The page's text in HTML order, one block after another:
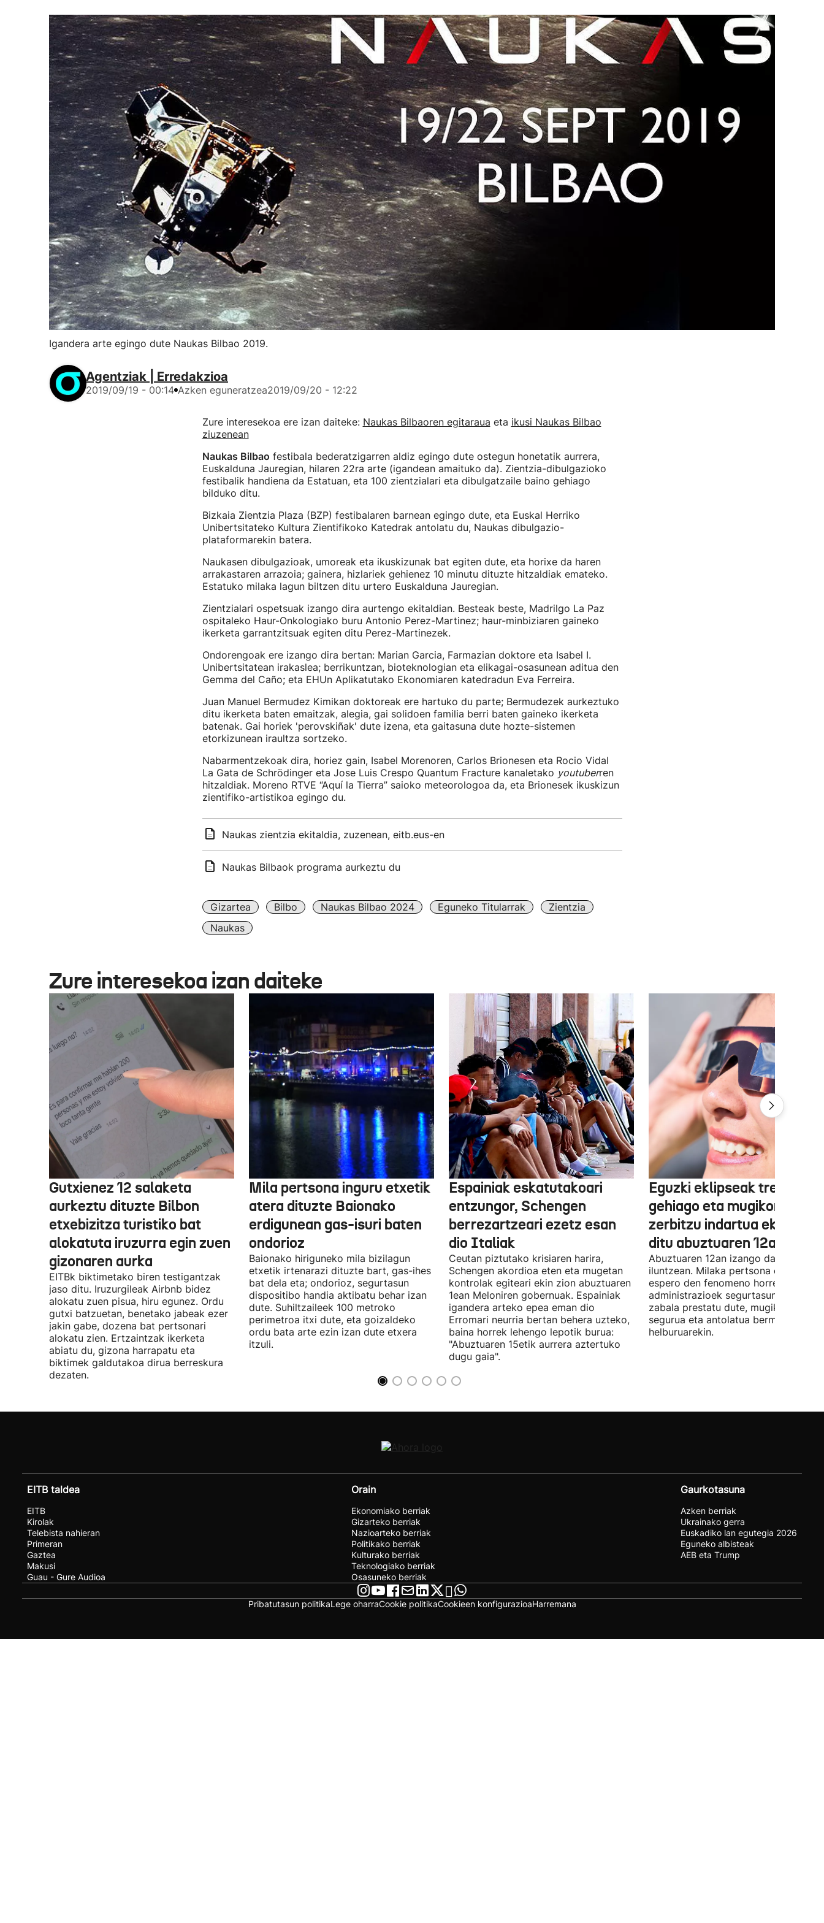
Igandera arte egingo dute Naukas Bilbao 2019.
Agentziak | Erredakzioa
2019/09/19 - 00:14 Azken eguneratzea2019/09/20 - 12:22
Zure interesekoa ere izan daiteke: Naukas Bilbaoren egitaraua eta ikusi Naukas Bilbao
ziuzenean
Naukas Bilbao festibala bederatzigarren aldiz egingo dute ostegun honetatik aurrera,
Euskalduna Jauregian, hilaren 22ra arte (igandean amaituko da). Zientzia-dibulgazioko
festibalik handiena da Estatuan, eta 100 zientzialari eta dibulgatzaile baino gehiago
bilduko ditu.
Bizkaia Zientzia Plaza (BZP) festibalaren barnean egingo dute, eta Euskal Herriko
Unibertsitateko Kultura Zientifikoko Katedrak antolatu du, Naukas dibulgazio-
plataformarekin batera.
Naukasen dibulgazioak, umoreak eta ikuskizunak bat egiten dute, eta horixe da haren
arrakastaren arrazoia; gainera, hizlariek gehienez 10 minutu dituzte hitzaldiak emateko.
Estatuko milaka lagun biltzen ditu urtero Euskalduna Jauregian.
Zientzialari ospetsuak izango dira aurtengo ekitaldian. Besteak beste, Madrilgo La Paz
ospitaleko Haur-Onkologiako buru Antonio Perez-Martinez; haur-minbiziaren gaineko
ikerketa garrantzitsuak egiten ditu Perez-Martinezek.
Ondorengoak ere izango dira bertan: Marian Garcia, Farmazian doktore eta Isabel I.
Unibertsitatean irakaslea; berrikuntzan, bioteknologian eta elikagai-osasunean aditua den
Gemma del Caño; eta EHUn Aplikatutako Ekonomiaren katedradun Eva Ferreira.
Juan Manuel Bermudez Kimikan doktoreak ere hartuko du parte; Bermudezek aurkeztuko
ditu ikerketa baten emaitzak, alegia, gai solidoen familia berri baten gaineko ikerketa
batenak. Gai horiek 'perovskiñak' dute izena, eta gaitasuna dute hozte-sistemen
etorkizunean iraultza sortzeko.
Nabarmentzekoak dira, horiez gain, Isabel Morenoren, Carlos Brionesen eta Rocio Vidal
La Gata de Schrödinger eta Jose Luis Crespo Quantum Fracture kanaletako youtuberren
hitzaldiak. Moreno RTVE “Aquí la Tierra” saioko meteorologoa da, eta Brionesek ikuskizun
zientifiko-artistikoa egingo du.
Naukas zientzia ekitaldia, zuzenean, eitb.eus-en
Naukas Bilbaok programa aurkeztu du
Gizartea Bilbo Naukas Bilbao 2024 Eguneko Titularrak
Zientzia
Naukas
Zure interesekoa izan daiteke
Gutxienez 12 salaketa
aurkeztu dituzte Bilbon
etxebizitza turistiko bat
alokatuta iruzurra egin zuen
gizonaren aurka
EITBk biktimetako biren testigantzak
jaso ditu. Iruzurgileak Airbnb bidez
alokatu zuen pisua, hiru egunez. Ordu
gutxi batzuetan, benetako jabeak ezer
jakin gabe, dozena bat pertsonari
alokatu zien. Ertzaintzak ikerketa
abiatu du, gizona harrapatu eta
biktimek galdutakoa dirua berreskura
dezaten.
Mila pertsona inguru etxetik
atera dituzte Baionako
erdigunean gas-isuri baten
ondorioz
Baionako hiriguneko mila bizilagun
etxetik irtenarazi dituzte bart, gas-ihes
bat dela eta; ondorioz, segurtasun
dispositibo handia aktibatu behar izan
dute. Suhiltzaileek 100 metroko
perimetroa itxi dute, eta goizaldeko
ordu bata arte ezin izan dute etxera
itzuli.
Espainiak eskatutakoari
entzungor, Schengen
berrezartzeari ezetz esan
dio Italiak
Ceutan piztutako krisiaren harira,
Schengen akordioa eten eta mugetan
kontrolak egiteari ekin zion abuztuaren
1ean Meloniren gobernuak. Espainiak
igandera arteko epea eman dio
Erromari neurria bertan behera uzteko,
baina horrek lehengo lepotik burua:
"Abuztuaren 15etik aurrera aztertuko
dugu gaia".
Eguzki eklipseak tren
gehiago eta mugikortasun
zerbitzu indartua ekarriko
ditu abuztuaren 12an
Abuztuaren 12an izango da ikusgai,
iluntzean. Milaka pertsona erakartzea
espero den fenomeno horren aurrean,
administrazioek segurtasun
zabala prestatu dute, mugikortasun
segurua eta antolatua bermatzeko
helburuarekin.
EITB taldea
EITB
Kirolak
Telebista nahieran
Primeran
Gaztea
Makusi
Guau - Gure Audioa
Orain
Ekonomiako berriak
Gizarteko berriak
Nazioarteko berriak
Politikako berriak
Kulturako berriak
Teknologiako berriak
Osasuneko berriak
Gaurkotasuna
Azken berriak
Ukrainako gerra
Euskadiko lan egutegia 2026
Eguneko albisteak
AEB eta Trump
Pribatutasun politikaLege oharraCookie politikaCookieen konfigurazioaHarremana